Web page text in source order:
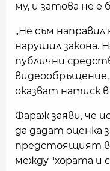
му, и затова не е
„Не съм
нарушил закона.
публични
оказват натиск
Фараж заяви, че
да дадат оценка
предстоящият
между "хората и